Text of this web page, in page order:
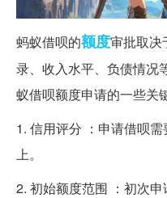
蚂蚁借呗的额度审批取决
录、收入水平、负债情况
蚁借呗额度申请的一些关
1. 信用评分 ：申请借呗
上。
2. 初始额度范围 ：初次